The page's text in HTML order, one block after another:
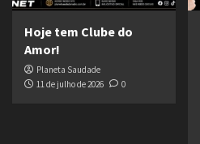
Hoje tem Clube do
Amor!
Planeta Saudade
11 de julho de 2026
0